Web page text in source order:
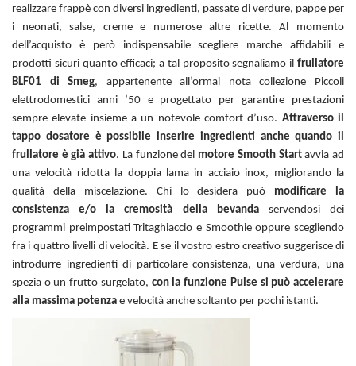
realizzare frappè con diversi ingredienti, passate di verdure, pappe per
i neonati, salse, creme e numerose altre ricette. Al momento
dell’acquisto è però indispensabile scegliere marche affidabili e
prodotti sicuri quanto efficaci; a tal proposito segnaliamo il frullatore
BLF01 di Smeg, appartenente all’ormai nota collezione Piccoli
elettrodomestici anni ’50 e progettato per garantire prestazioni
sempre elevate insieme a un notevole comfort d’uso. Attraverso il
tappo dosatore è possibile inserire ingredienti anche quando il
frullatore è già attivo. La funzione del motore Smooth Startavvia ad
una velocità ridotta la doppia lama in acciaio inox, migliorando la
qualità della miscelazione. Chi lo desidera può modificare la
consistenza e/o la cremosità della bevandaservendosi dei
programmi preimpostati Tritaghiaccio e Smoothie oppure scegliendo
fra i quattro livelli di velocità. E se il vostro estro creativo suggerisce di
introdurre ingredienti di particolare consistenza, una verdura, una
spezia o un frutto surgelato, con la funzione Pulse si può accelerare
alla massima potenza e velocità anche soltanto per pochi istanti.